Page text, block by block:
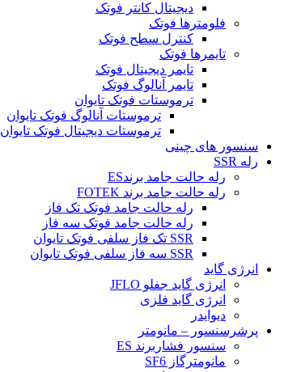
دیجیتال کانتر فوتک
فلومترها فوتک
کنترل سطح فوتک
تایمرها فوتک
تایمر دیجیتال فوتک
تایمر آنالوگ فوتک
ترموستات فوتک تایوان
ترموستات آنالوگ فوتک تایوان
ترموستات دیجیتال فوتک تایوان
سنسور های چینی
رله SSR
رله حالت جامد برندES
رله حالت جامد برند FOTEK
رله حالت جامد فوتک تک فاز
رله حالت جامد فوتک سه فاز
SSR تک فاز سلفی فوتک تایوان
SSR سه فاز سلفی فوتک تایوان
انرژی گاید
انرژی گاید جفلو JFLO
انرژی گاید فلزی
دیوایدر
پرشرسنسور – مانومتر
سنسور فشاربرند ES
مانومترگاز SF6